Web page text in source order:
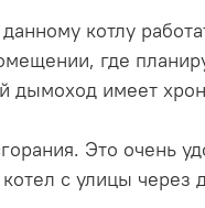
котлу
где
дымоход имеет
Это очень
с улицы через